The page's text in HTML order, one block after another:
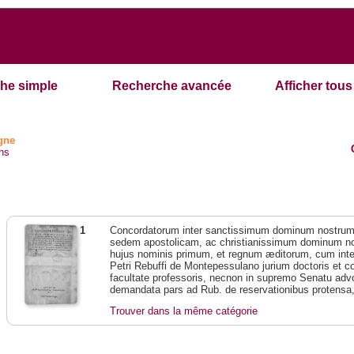
simple Recherche avancée Afficher
1
Concordatorum inter sanctissimum dominum
sedem apostolicam, ac christianissimum dominum
hujus nominis primum, et regnum æditorum, cum
Petri Rebuffi de Montepessulano jurium doctoris et
facultate professoris, necnon in supremo Senatu
demandata pars ad Rub. de reservationibus
Trouver dans la même catégorie